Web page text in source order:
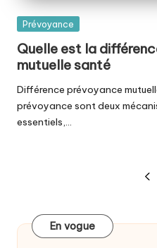
Posted
Prévoyance
Quelle est la
mutuelle santé
Différence prévoyance
prévoyance sont deux
essentiels,…
publications
En vogue